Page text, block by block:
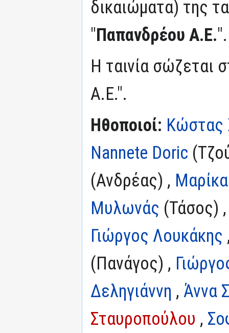
δικαιώματα) της
"Παπανδρέου Α.Ε.".
Η ταινία σώζεται
Α.Ε.".
Ηθοποιοί: Κώστας
Nannete Doric
(Ανδρέας) ,
Μυλωνάς (Τάσος)
Γιώργος Λουκάκης
(Πανάγος) ,
Δεληγιάννη , Άννα
Σταυροπούλου ,